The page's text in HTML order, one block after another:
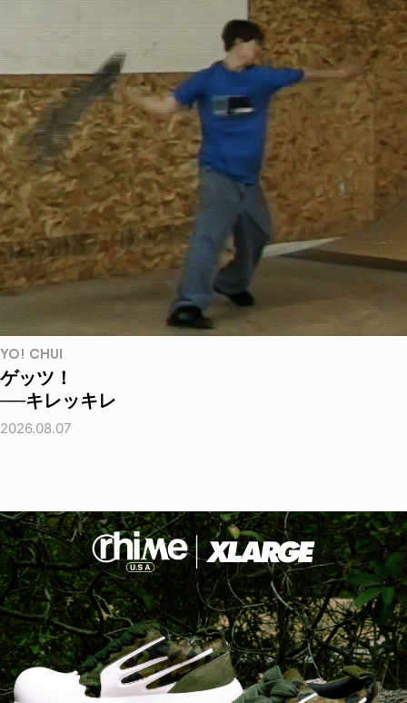
YO! CHUI
ゲッツ！
──キレッキレ
2026.08.07